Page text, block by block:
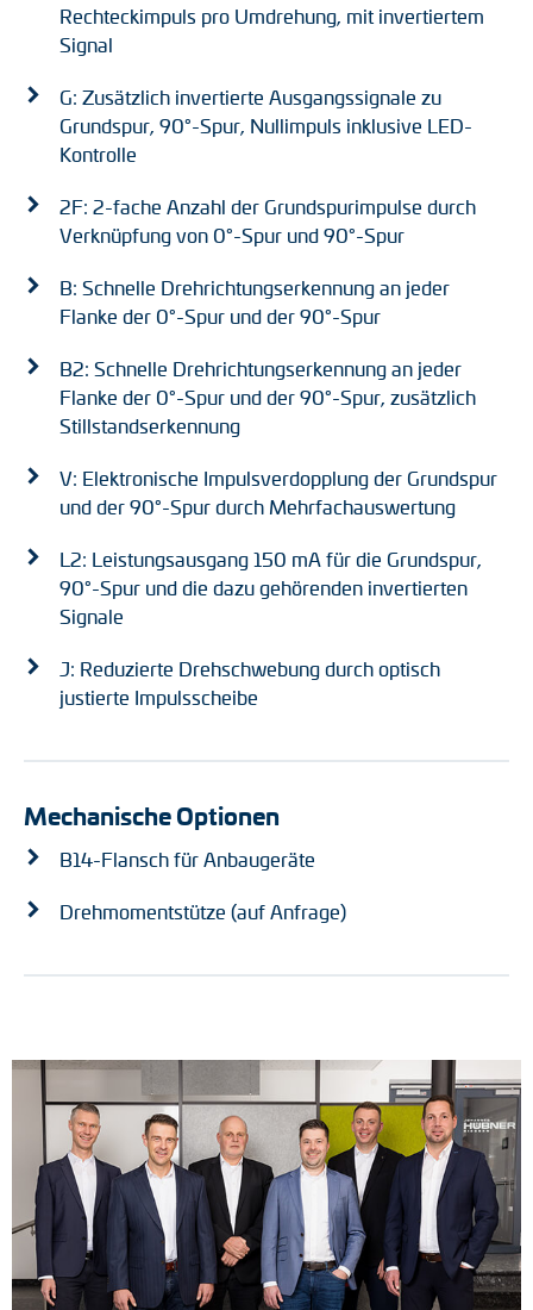
Rechteckimpuls pro Umdrehung, mit invertiertem
Signal
G: Zusätzlich invertierte Ausgangssignale zu
Grundspur, 90°-Spur, Nullimpuls inklusive LED-
Kontrolle
2F: 2-fache Anzahl der Grundspurimpulse durch
Verknüpfung von 0°-Spur und 90°-Spur
B: Schnelle Drehrichtungserkennung an jeder
Flanke der 0°-Spur und der 90°-Spur
B2: Schnelle Drehrichtungserkennung an jeder
Flanke der 0°-Spur und der 90°-Spur, zusätzlich
Stillstandserkennung
V: Elektronische Impulsverdopplung der Grundspur
und der 90°-Spur durch Mehrfachauswertung
L2: Leistungsausgang 150 mA für die Grundspur,
90°-Spur und die dazu gehörenden invertierten
Signale
J: Reduzierte Drehschwebung durch optisch
justierte Impulsscheibe
Mechanische Optionen
B14-Flansch für Anbaugeräte
Drehmomentstütze (auf Anfrage)